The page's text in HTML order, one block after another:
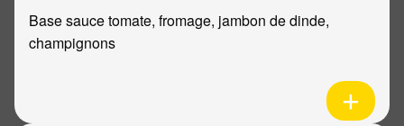
Base sauce tomate, fromage, jambon de dinde,
champignons